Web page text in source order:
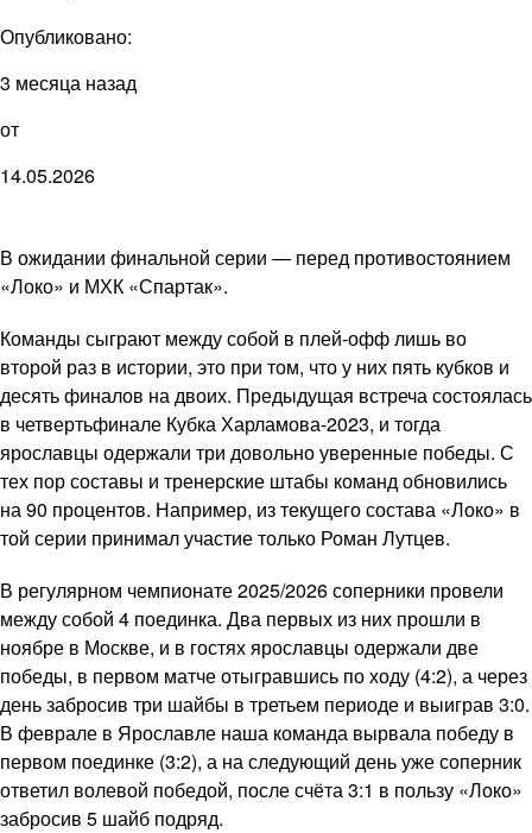
Опубликовано:
3 месяца назад
от
14.05.2026
В ожидании финальной серии — перед противостоянием
«Локо» и МХК «Спартак».
Команды сыграют между собой в плей-офф лишь во
второй раз в истории, это при том, что у них пять кубков и
десять финалов на двоих. Предыдущая встреча состоялась
в четвертьфинале Кубка Харламова-2023, и тогда
ярославцы одержали три довольно уверенные победы. С
тех пор составы и тренерские штабы команд обновились
на 90 процентов. Например, из текущего состава «Локо» в
той серии принимал участие только Роман Лутцев.
В регулярном чемпионате 2025/2026 соперники провели
между собой 4 поединка. Два первых из них прошли в
ноябре в Москве, и в гостях ярославцы одержали две
победы, в первом матче отыгравшись по ходу (4:2), а через
день забросив три шайбы в третьем периоде и выиграв 3:0.
В феврале в Ярославле наша команда вырвала победу в
первом поединке (3:2), а на следующий день уже соперник
ответил волевой победой, после счёта 3:1 в пользу «Локо»
забросив 5 шайб подряд.